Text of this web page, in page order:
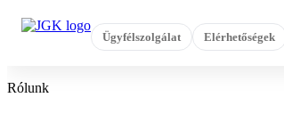
Ügyfélszolgálat Elérhetőségek
Rólunk